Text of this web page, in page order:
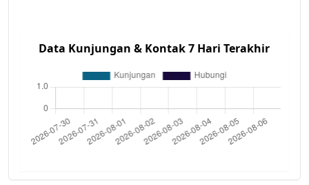
Data Kunjungan & Kontak 7 Hari Terakhir